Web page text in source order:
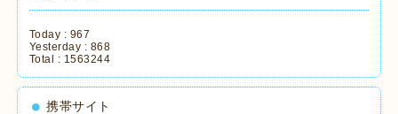
Today : 967
Yesterday : 868
Total : 1563244
携帯サイト